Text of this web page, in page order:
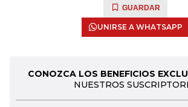
GUARDAR
UNIRSE A WHATSAPP
CONOZCA LOS BENEFICIOS
NUESTROS